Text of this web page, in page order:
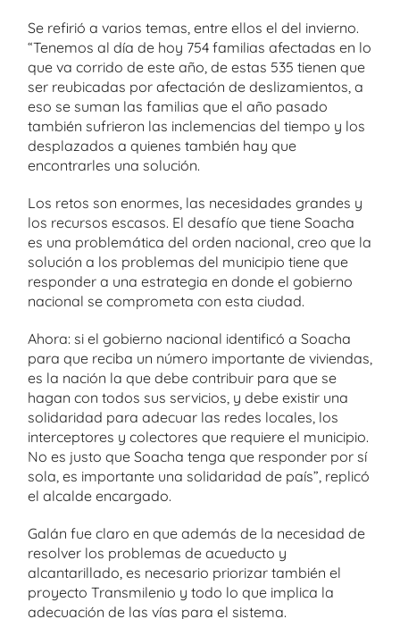
Se refirió a varios temas, entre ellos el del invierno.
“Tenemos al día de hoy 754 familias afectadas en lo
que va corrido de este año, de estas 535 tienen que
ser reubicadas por afectación de deslizamientos, a
eso se suman las familias que el año pasado
también sufrieron las inclemencias del tiempo y los
desplazados a quienes también hay que
encontrarles una solución.
Los retos son enormes, las necesidades grandes y
los recursos escasos. El desafío que tiene Soacha
es una problemática del orden nacional, creo que la
solución a los problemas del municipio tiene que
responder a una estrategia en donde el gobierno
nacional se comprometa con esta ciudad.
Ahora: si el gobierno nacional identificó a Soacha
para que reciba un número importante de viviendas,
es la nación la que debe contribuir para que se
hagan con todos sus servicios, y debe existir una
solidaridad para adecuar las redes locales, los
interceptores y colectores que requiere el municipio.
No es justo que Soacha tenga que responder por sí
sola, es importante una solidaridad de país”, replicó
el alcalde encargado.
Galán fue claro en que además de la necesidad de
resolver los problemas de acueducto y
alcantarillado, es necesario priorizar también el
proyecto Transmilenio y todo lo que implica la
adecuación de las vías para el sistema.